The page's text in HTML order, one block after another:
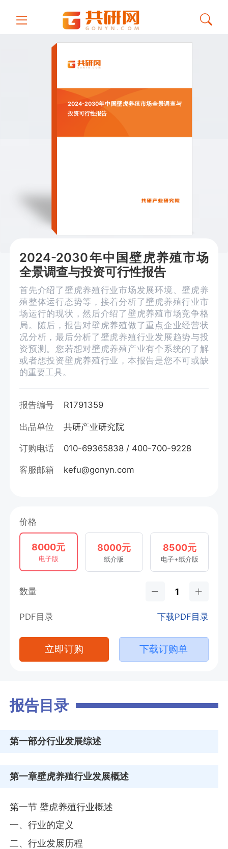
2024-2030年中国壁虎养殖市场全景调查与
投资可行性报告
2024-2030年中国壁虎养殖市场
全景调查与投资可行性报告
首先介绍了壁虎养殖行业市场发展环境、壁虎养
殖整体运行态势等，接着分析了壁虎养殖行业市
场运行的现状，然后介绍了壁虎养殖市场竞争格
局。随后，报告对壁虎养殖做了重点企业经营状
况分析，最后分析了壁虎养殖行业发展趋势与投
资预测。您若想对壁虎养殖产业有个系统的了解
或者想投资壁虎养殖行业，本报告是您不可或缺
的重要工具。
报告编号 R1791359
出品单位 共研产业研究院
订购电话 010-69365838 / 400-700-9228
客服邮箱 kefu@gonyn.com
价格
8000元
电子版
8000元
纸介版
8500元
电子+纸介版
数量
PDF目录 下载PDF目录
立即订购 下载订购单
报告目录
第一部分行业发展综述
第一章壁虎养殖行业发展概述
第一节 壁虎养殖行业概述
一、行业的定义
二、行业发展历程